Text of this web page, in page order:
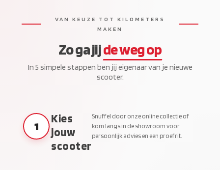
VAN KEUZE TOT KILOMETERS
MAKEN
Zo ga jijde weg op
In 5 simpele stappen ben jij eigenaar van je nieuwe
scooter.
1
Kies
jouw
scooter
Snuffel door onze online collectie of
kom langs in de showroom voor
persoonlijk advies en een proefrit.